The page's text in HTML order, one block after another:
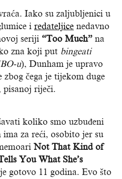
Iako su zaljubljenici u
i redateljice nedavno
seriji “Too Much” na
zna koji put bingeati
u), Dunham je upravo
čega je tijekom duge
pisanoj riječi.
koliko smo uzbuđeni
za reći, osobito jer su
Not That Kind of
You What She’s
gotovo 11 godina. Evo što